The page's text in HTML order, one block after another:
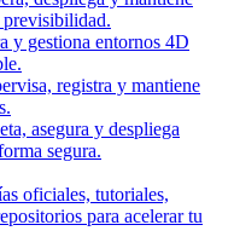
y gestiona entornos 4D
registra y mantiene
asegura y despliega
segura.
oficiales, tutoriales,
para acelerar tu